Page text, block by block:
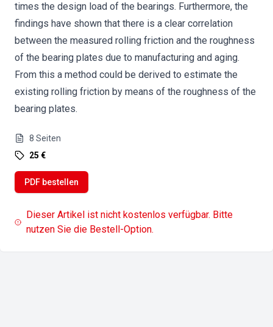
times the design load of the bearings. Furthermore, the
findings have shown that there is a clear correlation
between the measured rolling friction and the roughness
of the bearing plates due to manufacturing and aging.
From this a method could be derived to estimate the
existing rolling friction by means of the roughness of the
bearing plates.
8 Seiten
25 €
PDF bestellen
Dieser Artikel ist nicht kostenlos verfügbar. Bitte
nutzen Sie die Bestell-Option.